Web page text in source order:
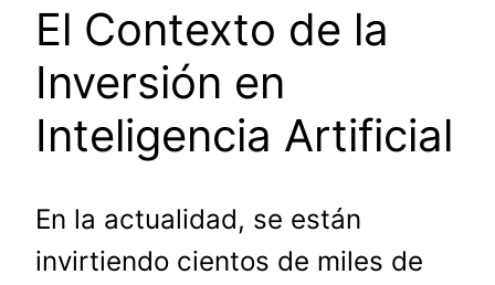
El Contexto de la
Inversión en
Inteligencia Artificial
En la actualidad, se están
invirtiendo cientos de miles de